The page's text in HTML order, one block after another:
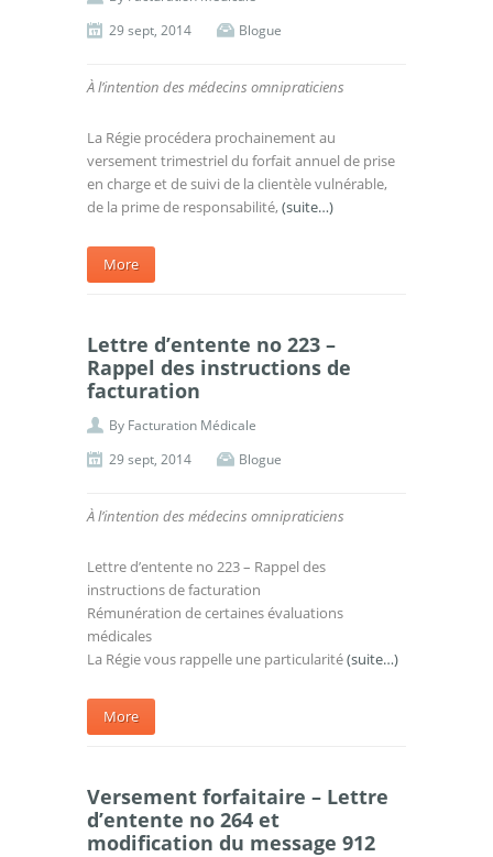
29 sept, 2014
Blogue
À l’intention des médecins omnipraticiens
La Régie procédera prochainement au
versement trimestriel du forfait annuel de prise
en charge et de suivi de la clientèle vulnérable,
de la prime de responsabilité, (suite…)
More
Lettre d’entente no 223 –
Rappel des instructions de
facturation
By Facturation Médicale
29 sept, 2014
Blogue
À l’intention des médecins omnipraticiens
Lettre d’entente no 223 – Rappel des
instructions de facturation
Rémunération de certaines évaluations
médicales
La Régie vous rappelle une particularité(suite…)
More
Versement forfaitaire – Lettre
d’entente no 264 et
modification du message 912